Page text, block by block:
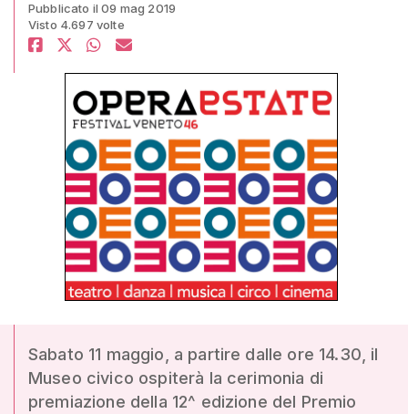
Pubblicato il 09 mag 2019
Visto 4.697 volte
Sabato 11 maggio, a partire dalle ore 14.30, il
Museo civico ospiterà la cerimonia di
premiazione della 12^ edizione del Premio